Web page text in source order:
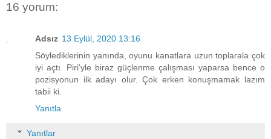
16 yorum:
Adsız 13 Eylül, 2020 13:16
Söylediklerinin yanında, oyunu kanatlara uzun toplarala çok
iyi açtı. Piri'yle biraz güçlenme çalışması yaparsa bence o
pozisyonun ilk adayı olur. Çok erken konuşmamak lazım
tabii ki.
Yanıtla
Yanıtlar